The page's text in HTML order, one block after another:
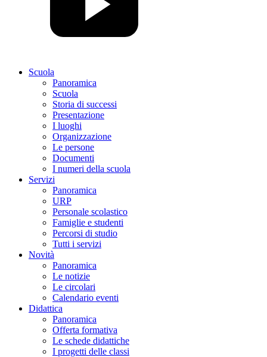
Scuola
Panoramica
Scuola
Storia di successi
Presentazione
I luoghi
Organizzazione
Le persone
Documenti
I numeri della scuola
Servizi
Panoramica
URP
Personale scolastico
Famiglie e studenti
Percorsi di studio
Tutti i servizi
Novità
Panoramica
Le notizie
Le circolari
Calendario eventi
Didattica
Panoramica
Offerta formativa
Le schede didattiche
I progetti delle classi